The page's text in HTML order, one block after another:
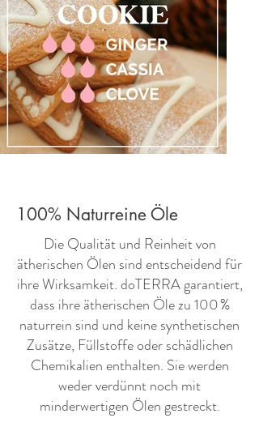
100% Naturreine Öle
​Die Qualität und Reinheit von
ätherischen Ölen sind entscheidend für
ihre Wirksamkeit. doTERRA garantiert,
dass ihre ätherischen Öle zu 100 %
naturrein sind und keine synthetischen
Zusätze, Füllstoffe oder schädlichen
Chemikalien enthalten. Sie werden
weder verdünnt noch mit
minderwertigen Ölen gestreckt.